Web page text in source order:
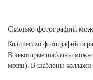
Сколько фотографий
Количество фотографий
В некоторые шаблоны
месяц). В шаблоны-коллажи